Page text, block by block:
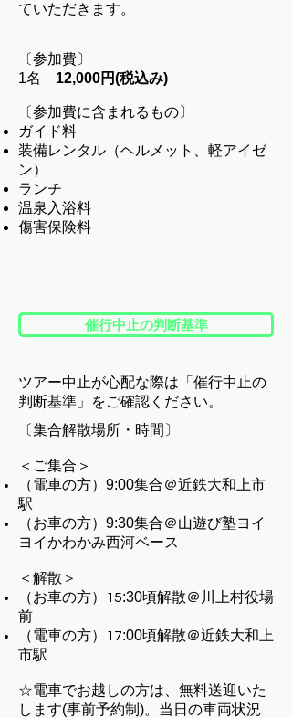
ていただきます。
〔参加費〕
1名 12,000円(税込み)
〔参加費に含まれるもの〕
ガイド料
装備レンタル（ヘルメット、軽アイゼ
ン）
ランチ
温泉入浴料
傷害保険料
催行中止の判断基準
ツアー中止が心配な際は「催行中止の
判断基準」をご確認ください。
〔集合解散場所・時間〕
＜ご集合＞
（電車の方）9:00集合＠近鉄大和上市
駅
（お車の方）9:30集合＠山遊び塾ヨイ
ヨイかわかみ西河ベース
＜解散＞
（お車の方）
15:30頃解散＠川上村役場
前
（電車の方）
17:00頃解散＠近鉄大和上
市駅
☆電車でお越しの方は、無料送迎いた
します(事前予約制)。当日の車両状況